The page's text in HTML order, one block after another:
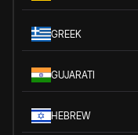
GREEK
GUJARATI
HEBREW